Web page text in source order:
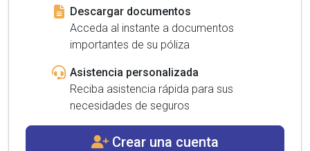
Descargar documentos
Acceda al instante a documentos
importantes de su póliza
Asistencia personalizada
Reciba asistencia rápida para sus
necesidades de seguros
Crear una cuenta